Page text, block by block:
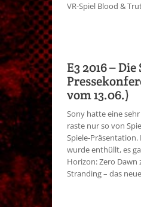
VR-Spiel Blood &
E3 2016 – Die
vom 13.06.)
Sony hatte eine
raste nur so von
Spiele-Präsentation.
wurde enthüllt, es
Horizon: Zero Dawn
Stranding – das